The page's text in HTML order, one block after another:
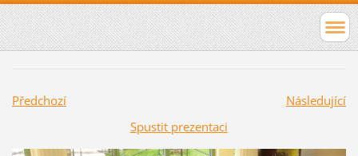
Předchozí
Následující
Spustit prezentaci